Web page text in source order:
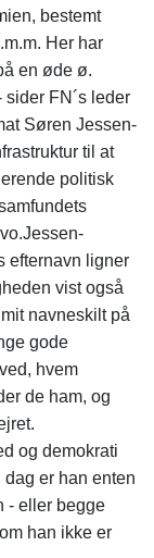
bestemt
Her har
en øde ø.
FN´s leder
Søren Jessen-
til at
politisk
efternavn ligner
vist også
navneskilt på
gode
hvem
de ham, og
og demokrati
er han enten
- eller begge
han ikke er